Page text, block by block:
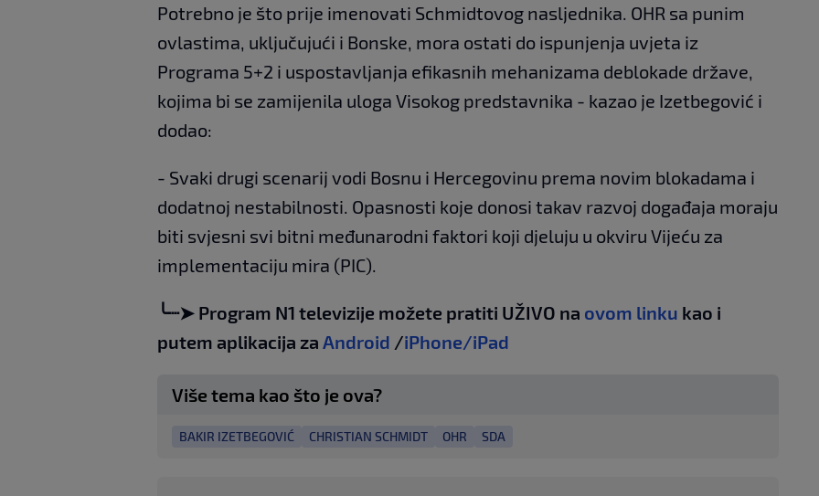
Potrebno je što prije imenovati Schmidtovog nasljednika. OHR sa punim
ovlastima, uključujući i Bonske, mora ostati do ispunjenja uvjeta iz
Programa 5+2 i uspostavljanja efikasnih mehanizama deblokade države,
kojima bi se zamijenila uloga Visokog predstavnika - kazao je Izetbegović i
dodao:
- Svaki drugi scenarij vodi Bosnu i Hercegovinu prema novim blokadama i
dodatnoj nestabilnosti. Opasnosti koje donosi takav razvoj događaja moraju
biti svjesni svi bitni međunarodni faktori koji djeluju u okviru Vijeću za
implementaciju mira (PIC).
╰┈➤ Program N1 televizije možete pratiti UŽIVO na ovom linku kao i
putem aplikacija za Android /iPhone/iPad
Više tema kao što je ova?
BAKIR IZETBEGOVIĆ CHRISTIAN SCHMIDT OHR SDA